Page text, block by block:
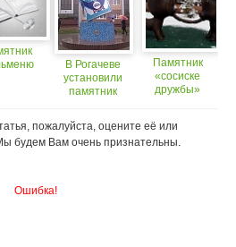
В Рогачеве
установили
памятник
Памятник
«сосиске
дружбы»
пожалуйста, оцените её или
будем Вам очень признательны.
Ошибка!